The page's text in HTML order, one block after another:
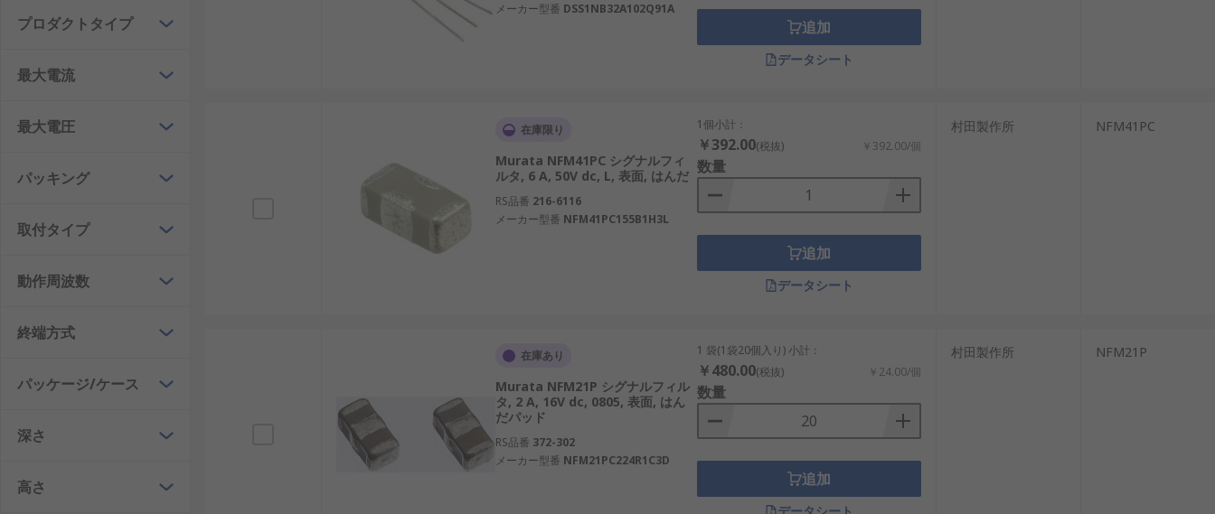
ことがあります。信号フィルタは回路全体のフィルタ機能を重視して選ぶのに対し、フェライトビーズは主に周波数ごとのインピーダンス、電流定格、実装サ
イズを見て選ぶ点が実用上の違いです。
信号フィルタの種類
信号フィルタは、抑えたいノイズと信号ラインの構成に合わせて種類を選びます。
：外部へ出る、または外部から入る電磁ノイズを抑えるタイプです。通信線、制御線、入出力ラインのノイズ対策に使われます。
：データ信号や制御信号のラインに入れるタイプです。不要な高周波成分を抑えながら信号品質を保つ用途に適しています。
ローパスフィルタ
：低い周波数の信号を通し、高周波ノイズを抑えるタイプです。センサー信号やアナログ信号の安定化に使われます。
：差動ラインに共通して乗るノイズを抑えるタイプです。ＵＳＢ、ＬＡＮ、ＣＡＮ、差動通信回路などに使われます。
フィードスルーフィルタ
：パネルや筐体を貫通する信号線に使うタイプです。機器の入出力部でノイズの出入りを抑えたい場合に適しています。
信号フィルタの選び方
信号フィルタは、信号の種類とノイズの周波数帯をそろえて比較すると選定しやすくなります。
信号方式：アナログ信号、デジタル信号、差動信号、センサー信号、制御信号、通信信号などがあります。波形を崩さずにノイズを抑えられる製品を選び
周波数特性：低周波ノイズ、高周波ノイズ、数ＭＨｚ帯、数十ＭＨｚ帯、数百ＭＨｚ帯、ＧＨｚ帯などがあります。減衰させたい周波数に合う特性を確認
プロダクトタイプ
最大電流
最大電圧
パッキング
取付タイプ
動作周波数
終端方式
パッケージ/ケース
深さ
高さ
メーカー型番 DSS1NB32A102Q91A
追加
データシート
在庫限り
Murata NFM41PC シグナルフィ
ルタ, 6 A, 50V dc, L, 表面, はんだ
RS品番 216-6116
メーカー型番 NFM41PC155B1H3L
1個小計：
￥392.00(税抜) ￥392.00/個
数量
追加
データシート
村田製作所 NFM41PC
在庫あり
Murata NFM21P シグナルフィル
タ, 2 A, 16V dc, 0805, 表面, はん
だパッド
RS品番 372-302
メーカー型番 NFM21PC224R1C3D
1 袋(1袋20個入り) 小計：
￥480.00(税抜) ￥24.00/個
数量
追加
村田製作所 NFM21P